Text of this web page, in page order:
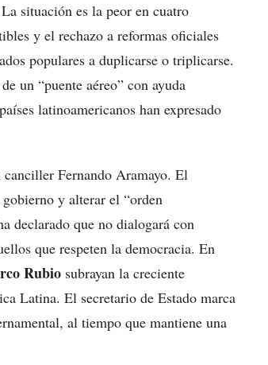
situación es la peor en cuatro
y el rechazo a reformas oficiales
populares a duplicarse o triplicarse.
un “puente aéreo” con ayuda
latinoamericanos han expresado
Fernando Aramayo. El
y alterar el “orden
declarado que no dialogará con
que respeten la democracia. En
Rubio subrayan la creciente
Latina. El secretario de Estado marca
al tiempo que mantiene una